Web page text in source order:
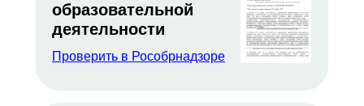
образовательной
деятельности
Проверить в Рособрнадзоре